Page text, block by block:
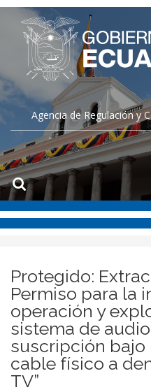
Agencia de Regulación y
Protegido:
Permiso para la
operación y
sistema de
suscripción
cable físico a
TV”